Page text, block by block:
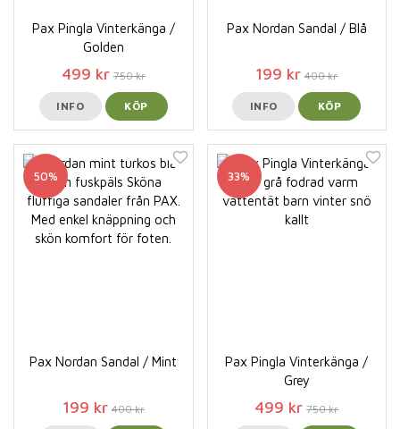
Pax Pingla Vinterkänga /
Golden
499 kr 750 kr
INFO KÖP
Pax Nordan Sandal / Blå
199 kr 400 kr
INFO KÖP
50%
Pax Nordan Sandal / Mint
199 kr 400 kr
33%
Pax Pingla Vinterkänga /
Grey
499 kr 750 kr